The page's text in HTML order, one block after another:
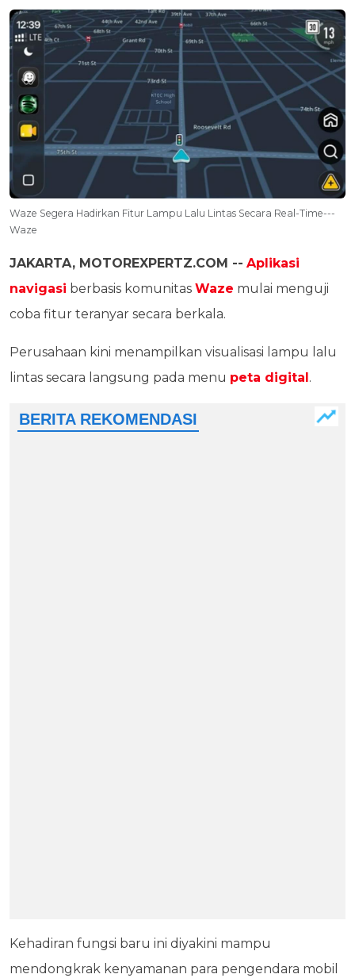
Waze Segera Hadirkan Fitur Lampu Lalu Lintas Secara Real-Time---
Waze
JAKARTA, MOTOREXPERTZ.COM -- Aplikasi
navigasi berbasis komunitas Waze mulai menguji
coba fitur teranyar secara berkala.
Perusahaan kini menampilkan visualisasi lampu lalu
lintas secara langsung pada menu peta digital.
Kehadiran fungsi baru ini diyakini mampu
mendongkrak kenyamanan para pengendara mobil